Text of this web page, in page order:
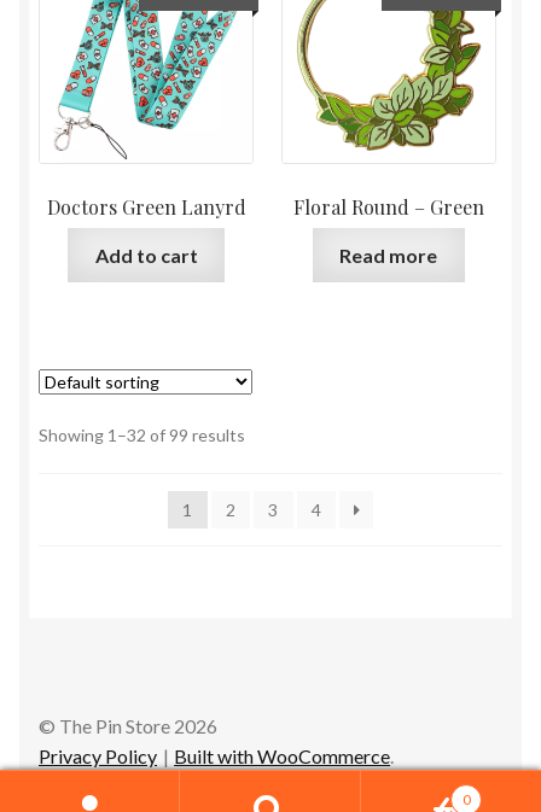
Doctors Green Lanyrd
Add to cart
Floral Round – Green
Read more
Showing 1–32 of 99 results
1 2 3 4
© The Pin Store 2026
Privacy Policy
Built with WooCommerce.
0